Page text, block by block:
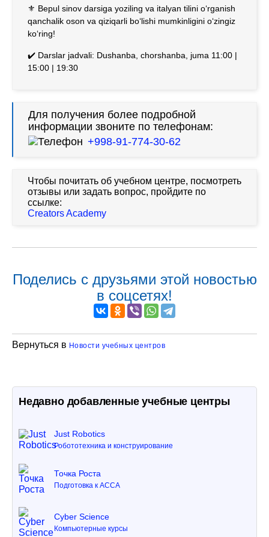
⚜️ Bepul sinov darsiga yoziling va italyan tilini o‘rganish
qanchalik oson va qiziqarli bo‘lishi mumkinligini o‘zingiz
ko‘ring!
✔️ Darslar jadvali: Dushanba, chorshanba, juma 11:00 |
15:00 | 19:30​​​​​​​​​​​​​​​​
Для получения более подробной
информации звоните по телефонам:
+998-91-774-30-62
Чтобы почитать об учебном центре, посмотреть
отзывы или задать вопрос, пройдите по
ссылке:
Creators Academy
Поделись с друзьями этой новостью
в соцсетях!
Вернуться в Новости учебных центров
Недавно добавленные учебные центры
Just Robotics
Робототехника и конструирование
Точка Роста
Подготовка к ACCA
Cyber Science
Компьютерные курсы